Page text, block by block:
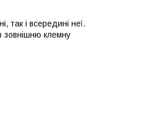
так і всередині неї.
зовнішню клемну